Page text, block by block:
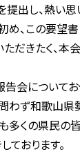
出し、熱い思
、この要望
だきたく、
会についてお
わず和歌山県
多くの県民
ております。